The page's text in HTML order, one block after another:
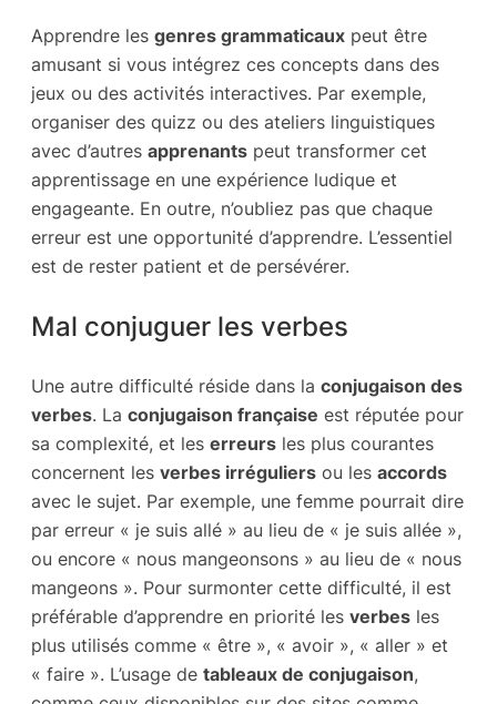
Apprendre les genres grammaticaux peut être
amusant si vous intégrez ces concepts dans des
jeux ou des activités interactives. Par exemple,
organiser des quizz ou des ateliers linguistiques
avec d’autres apprenants peut transformer cet
apprentissage en une expérience ludique et
engageante. En outre, n’oubliez pas que chaque
erreur est une opportunité d’apprendre. L’essentiel
est de rester patient et de persévérer.
Mal conjuguer les verbes
Une autre difficulté réside dans la conjugaison des
verbes. La conjugaison française est réputée pour
sa complexité, et les erreurs les plus courantes
concernent les verbes irréguliers ou les accords
avec le sujet. Par exemple, une femme pourrait dire
par erreur « je suis allé » au lieu de « je suis allée »,
ou encore « nous mangeonsons » au lieu de « nous
mangeons ». Pour surmonter cette difficulté, il est
préférable d’apprendre en priorité les verbes les
plus utilisés comme « être », « avoir », « aller » et
« faire ». L’usage de tableaux de conjugaison,